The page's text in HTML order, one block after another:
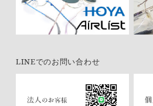
LINEでのお問い合わせ